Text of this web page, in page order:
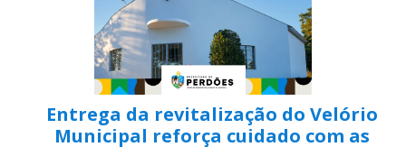
Entrega da revitalização do Velório
Municipal reforça cuidado com as